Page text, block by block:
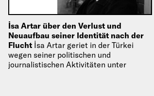
İsa Artar über den Verlust und
Neuaufbau seiner Identität nach der
Flucht İsa Artar geriet in der Türkei
wegen seiner politischen und
journalistischen Aktivitäten unter